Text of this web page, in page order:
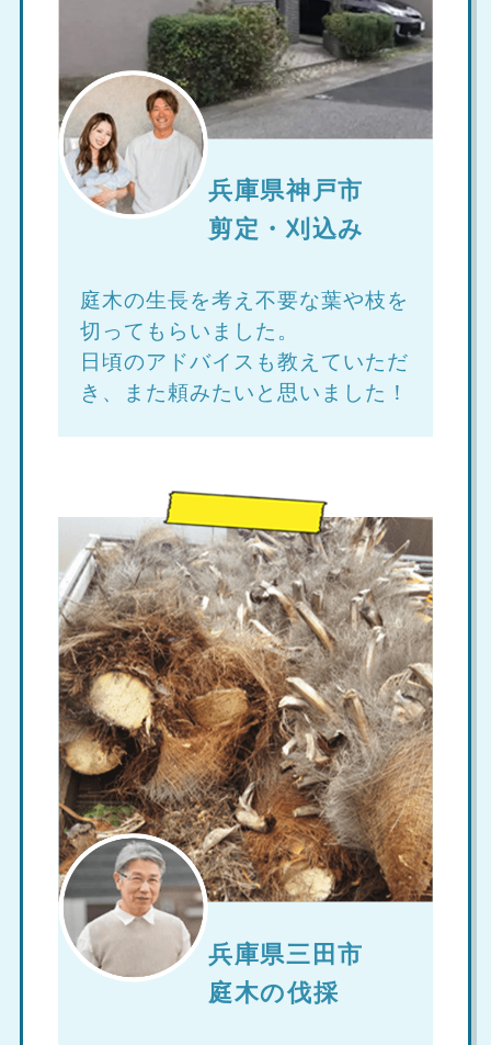
兵庫県神戸市
剪定・刈込み
庭木の生長を考え不要な葉や枝を
切ってもらいました。
日頃のアドバイスも教えていただ
き、また頼みたいと思いました！
兵庫県三田市
庭木の伐採